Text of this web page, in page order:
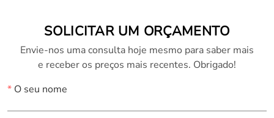
SOLICITAR UM ORÇAMENTO
Envie-nos uma consulta hoje mesmo para saber mais
e receber os preços mais recentes. Obrigado!
*O seu nome